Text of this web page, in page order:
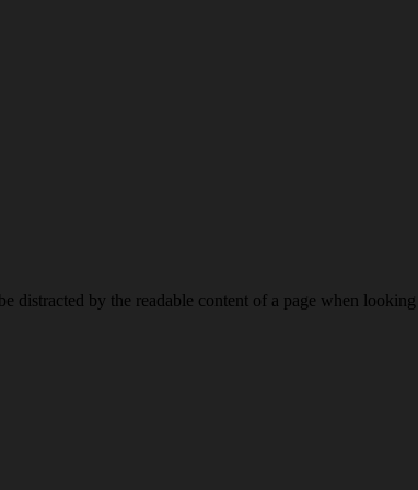
distracted by the readable content of a page when